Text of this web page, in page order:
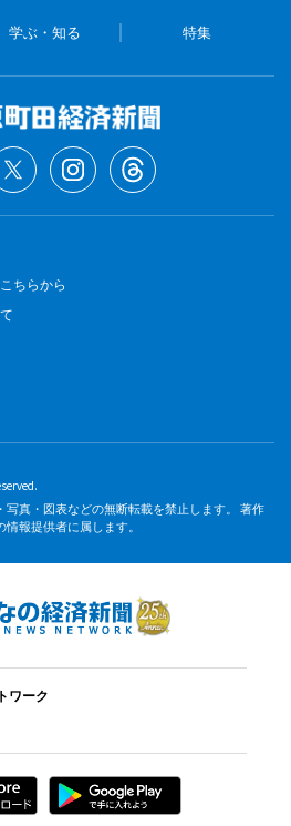
学ぶ・知る 特集
ちらから
真・図表などの無断転載を禁止します。 著作
報提供者に属します。
ワーク